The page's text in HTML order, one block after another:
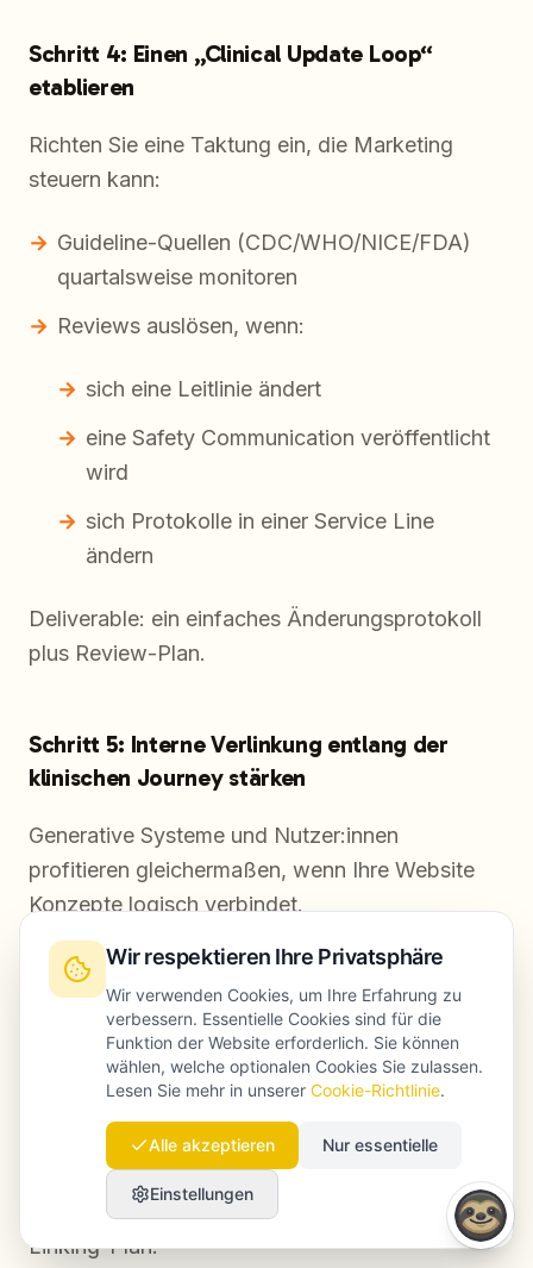
Schritt 4: Einen „Clinical Update Loop“
etablieren
Richten Sie eine Taktung ein, die Marketing
steuern kann:
Guideline-Quellen (CDC/WHO/NICE/FDA)
quartalsweise monitoren
Reviews auslösen, wenn:
sich eine Leitlinie ändert
eine Safety Communication veröffentlicht
wird
sich Protokolle in einer Service Line
ändern
Deliverable: ein einfaches Änderungsprotokoll
plus Review-Plan.
Schritt 5: Interne Verlinkung entlang der
klinischen Journey stärken
Generative Systeme und Nutzer:innen
profitieren gleichermaßen, wenn Ihre Website
Konzepte logisch verbindet.
Beispiele:
Erkrankungsseite → Diagnostik-Testseite →
Therapieseite → Standort/Behandler:in-Seite
„Wann ärztliche Hilfe nötig ist“-Seite
Deliverable: eine Entity-Map und ein interner
Linking-Plan.
Wir respektieren Ihre Privatsphäre
Wir verwenden Cookies, um Ihre Erfahrung zu
verbessern. Essentielle Cookies sind für die
Funktion der Website erforderlich. Sie können
wählen, welche optionalen Cookies Sie zulassen.
Lesen Sie mehr in unserer Cookie-Richtlinie.
Alle akzeptieren Nur essentielle
Einstellungen